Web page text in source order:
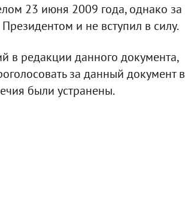
23 июня 2009 года, однако за
и не вступил в силу.
в редакции данного документа,
за данный документ в
были устранены.